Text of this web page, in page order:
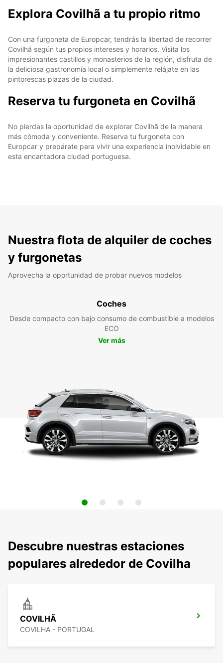
Explora Covilhã a tu propio ritmo
Con una furgoneta de Europcar, tendrás la libertad de recorrer
Covilhã según tus propios intereses y horarios. Visita los
impresionantes castillos y monasterios de la región, disfruta de
la deliciosa gastronomía local o simplemente relájate en las
pintorescas plazas de la ciudad.
Reserva tu furgoneta en Covilhã
No pierdas la oportunidad de explorar Covilhã de la manera
más cómoda y conveniente. Reserva tu furgoneta con
Europcar y prepárate para vivir una experiencia inolvidable en
esta encantadora ciudad portuguesa.
Nuestra flota de alquiler de coches
y furgonetas
Aprovecha la oportunidad de probar nuevos modelos
Coches
Desde compacto con bajo consumo de combustible a modelos
ECO
Ver más
Descubre nuestras estaciones
populares alrededor de Covilha
COVILHÃ
COVILHA - PORTUGAL